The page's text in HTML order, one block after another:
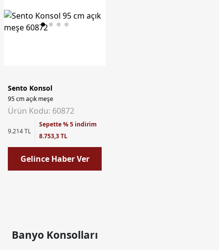
Sento Konsol
95 cm açık meşe
Ürün Kodu: 60872
9.214 TL
Sepette % 5 indirim
8.753,3 TL
Gelince Haber Ver
Banyo Konsolları